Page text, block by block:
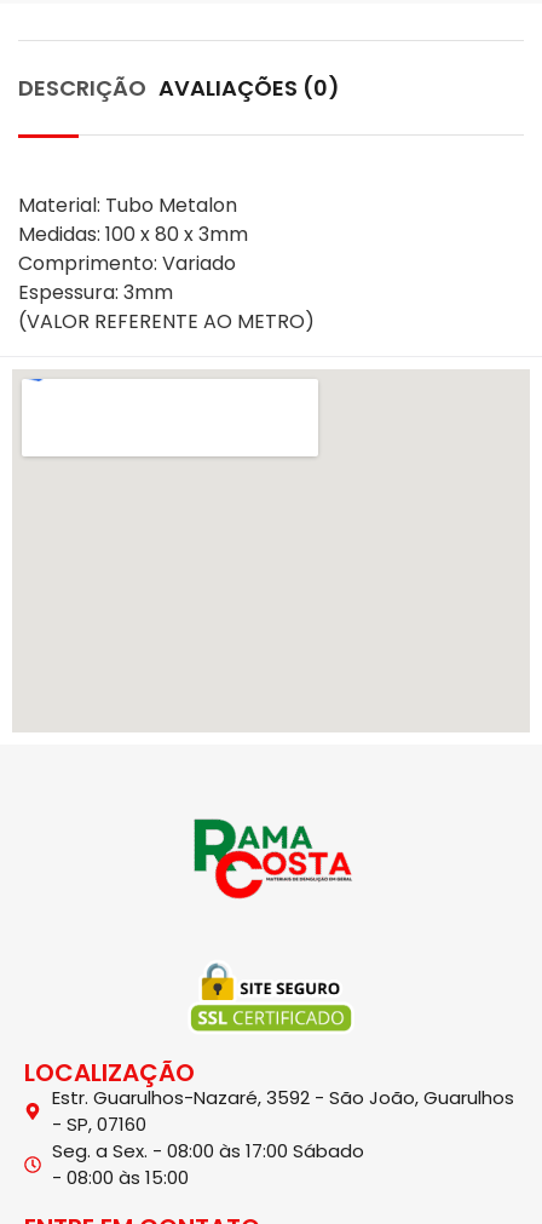
DESCRIÇÃO AVALIAÇÕES (0)
Material: Tubo Metalon
Medidas: 100 x 80 x 3mm
Comprimento: Variado
Espessura: 3mm
(VALOR REFERENTE AO METRO)
LOCALIZAÇÃO
Estr. Guarulhos-Nazaré, 3592 - São João, Guarulhos
- SP, 07160
Seg. a Sex. - 08:00 às 17:00 Sábado
- 08:00 às 15:00